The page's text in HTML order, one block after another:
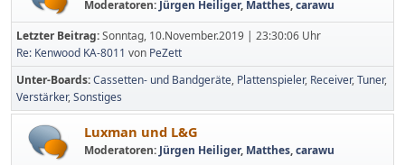
Moderatoren: Jürgen Heiliger, Matthes,carawu
Letzter Beitrag:Sonntag, 10.November.2019 | 23:30:06 Uhr
Re: Kenwood KA-8011 von PeZett
Unter-Boards Cassetten- und Bandgeräte Plattenspieler Receiver Tuner
Verstärker Sonstiges
Luxman und L&G
Moderatoren: Jürgen Heiliger, Matthes,carawu